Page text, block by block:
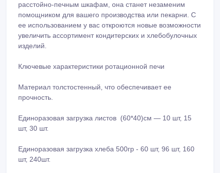
расстойно-печным шкафам, она станет незаменим
помощником для вашего производства или пекарни. С
ее использованием у вас откроются новые возможности
увеличить ассортимент кондитерских и хлебобулочных
изделий.
Ключевые характеристики ротационной печи
Материал толстостенный, что обеспечивает ее
прочность.
Единоразовая загрузка листов (60*40)см — 10 шт, 15
шт, 30 шт.
Единоразовая загрузка хлеба 500гр - 60 шт, 96 шт, 160
шт, 240шт.